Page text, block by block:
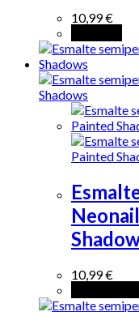
10,99€
10,99€